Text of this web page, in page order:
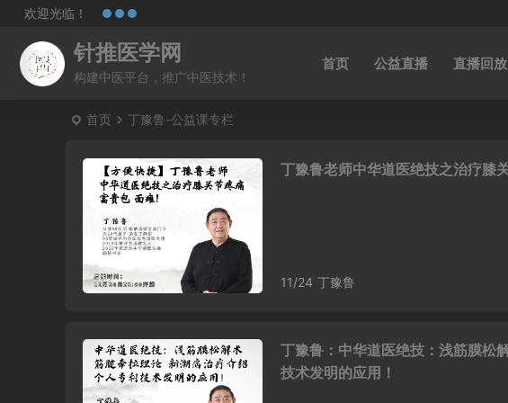
欢迎光临！
针推医学网
构建中医平台，推广中医技术！
首页 公益直播 直播回放
首页 丁豫鲁-公益课专栏
丁豫鲁老师中华道医绝技之治疗膝
11/24 丁豫鲁
丁豫鲁：中华道医绝技：浅筋膜松
技术发明的应用！